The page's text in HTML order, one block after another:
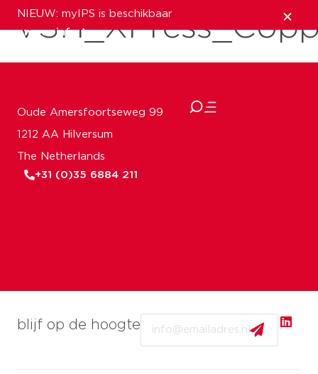
NIEUW: myIPS is beschikbaar
meer info
blijf op de hoogte
Oude Amersfoortseweg 99
1212 AA Hilversum
The Netherlands
+31 (0)35 6884 211